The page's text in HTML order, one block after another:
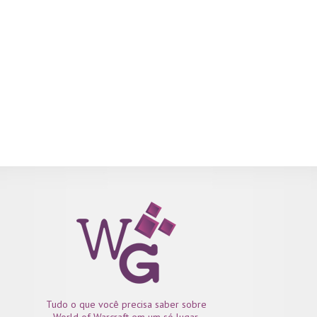
Tudo o que você precisa saber sobre